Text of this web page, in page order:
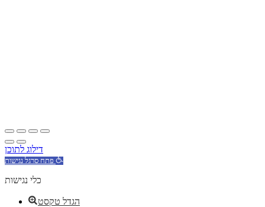
דילוג לתוכן
פתח סרגל נגישות
כלי נגישות
הגדל טקסט